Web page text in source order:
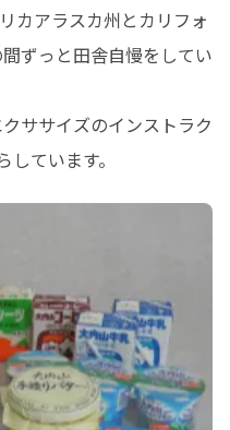
カアラスカ州とカリフォ
ずっと田舎自慢をしてい
ササイズのインストラク
ています。